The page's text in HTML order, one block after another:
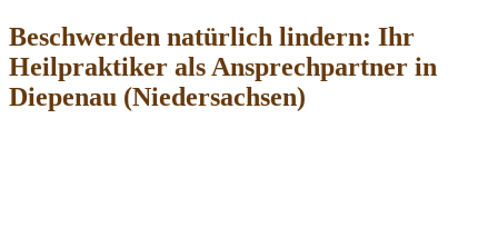
Beschwerden natürlich lindern: Ihr
Heilpraktiker als Ansprechpartner in
Diepenau (Niedersachsen)